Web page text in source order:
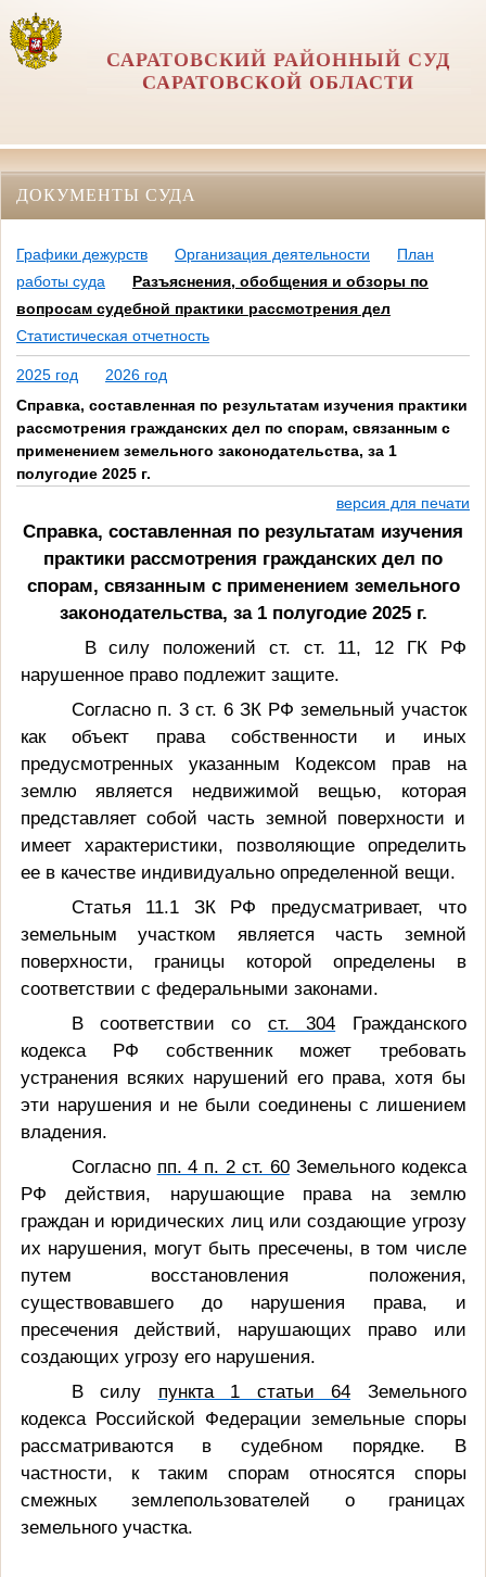
САРАТОВСКИЙ РАЙОННЫЙ СУД
САРАТОВСКОЙ ОБЛАСТИ
ДОКУМЕНТЫ СУДА
Графики дежурств Организация деятельности
План
работы суда
Разъяснения, обобщения и обзоры по
вопросам судебной практики рассмотрения дел
Статистическая отчетность
2025 год
2026 год
Справка, составленная по результатам изучения практики
рассмотрения гражданских дел по спорам, связанным с
применением земельного законодательства, за 1
полугодие 2025 г.
версия для печати
Справка, составленная по результатам изучения
практики рассмотрения гражданских дел по
спорам, связанным с применением земельного
законодательства, за 1 полугодие 2025 г.
В силу положений ст. ст. 11, 12 ГК РФ
нарушенное право подлежит защите.
Согласно п. 3 ст. 6 ЗК РФ земельный участок
как объект права собственности и иных
предусмотренных указанным Кодексом прав на
землю является недвижимой вещью, которая
представляет собой часть земной поверхности и
имеет характеристики, позволяющие определить
ее в качестве индивидуально определенной вещи.
Статья 11.1 ЗК РФ предусматривает, что
земельным участком является часть земной
поверхности, границы которой определены в
соответствии с федеральными законами.
В соответствии со ст. 304 Гражданского
кодекса РФ собственник может требовать
устранения всяких нарушений его права, хотя бы
эти нарушения и не были соединены с лишением
владения.
Согласно пп. 4 п. 2 ст. 60Земельного кодекса
РФ действия, нарушающие права на землю
граждан и юридических лиц или создающие угрозу
их нарушения, могут быть пресечены, в том числе
путем восстановления положения,
существовавшего до нарушения права, и
пресечения действий, нарушающих право или
создающих угрозу его нарушения.
В силу пункта 1 статьи 64 Земельного
кодекса Российской Федерации земельные споры
рассматриваются в судебном порядке. В
частности, к таким спорам относятся споры
смежных землепользователей о границах
земельного участка.